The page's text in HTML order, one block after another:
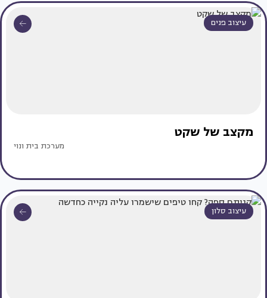
עיצוב פנים
מקצב של שקט
מערכת בית ונוי
עיצוב סלון